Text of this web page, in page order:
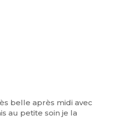
belle après midi avec
au petite soin je la